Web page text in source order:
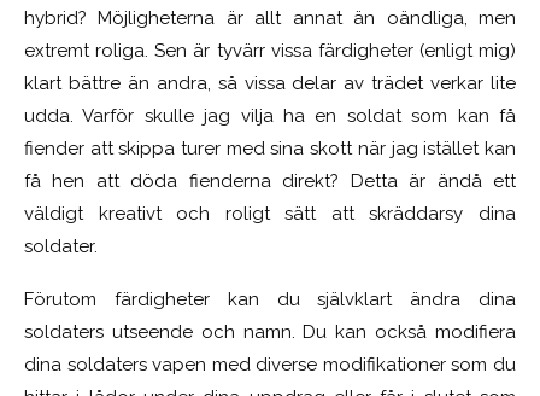
hybrid? Möjligheterna är allt annat än oändliga, men
extremt roliga. Sen är tyvärr vissa färdigheter (enligt mig)
klart bättre än andra, så vissa delar av trädet verkar lite
udda. Varför skulle jag vilja ha en soldat som kan få
fiender att skippa turer med sina skott när jag istället kan
få hen att döda fienderna direkt? Detta är ändå ett
väldigt kreativt och roligt sätt att skräddarsy dina
soldater.
Förutom färdigheter kan du självklart ändra dina
soldaters utseende och namn. Du kan också modifiera
dina soldaters vapen med diverse modifikationer som du